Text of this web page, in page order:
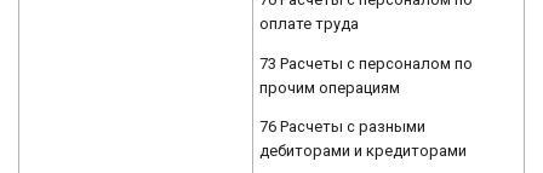
оплате труда
73 Расчеты с персоналом по
прочим операциям
76 Расчеты с разными
дебиторами и кредиторами